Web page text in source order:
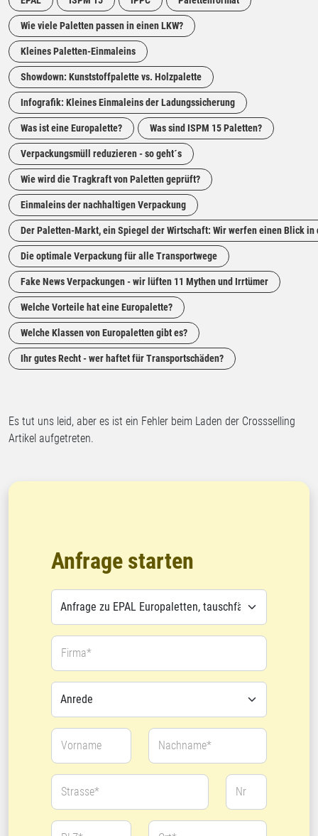
Wie viele Paletten passen in einen LKW?
Kleines Paletten-Einmaleins
Showdown: Kunststoffpalette vs. Holzpalette
Infografik: Kleines Einmaleins der Ladungssicherung
Was ist eine Europalette? Was sind ISPM 15 Paletten?
Verpackungsmüll reduzieren - so geht´s
Wie wird die Tragkraft von Paletten geprüft?
Einmaleins der nachhaltigen Verpackung
Der Paletten-Markt, ein Spiegel der Wirtschaft: Wir werfen einen Blick in
Die optimale Verpackung für alle Transportwege
Fake News Verpackungen - wir lüften 11 Mythen und Irrtümer
Welche Vorteile hat eine Europalette?
Welche Klassen von Europaletten gibt es?
Ihr gutes Recht - wer haftet für Transportschäden?
Es tut uns leid, aber es ist ein Fehler beim Laden der Crossselling
Artikel aufgetreten.
Anfrage starten
Firma*
Vorname Nachname*
Strasse* Nr